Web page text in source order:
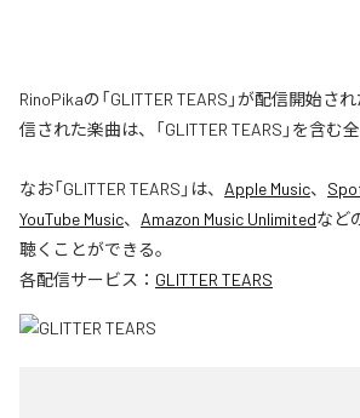
RinoPikaの「GLITTER TEARS」が配信開始さ
信された楽曲は、「GLITTER TEARS」を含む
なお「GLITTER TEARS 」は、 Apple Music、
YouTube Music、 Amazon Music Unlimitedなど
聴くことができる。
各配信サービス： GLITTER TEARS